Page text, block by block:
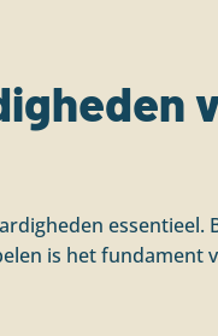
essentieel.
is het fundament